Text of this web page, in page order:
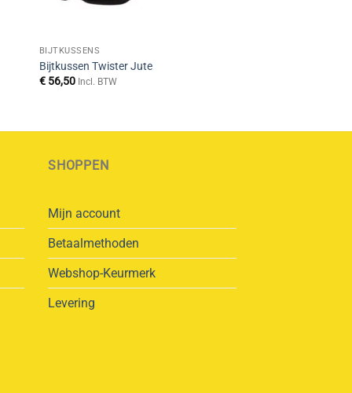
BIJTKUSSENS
Bijtkussen Twister Jute
€56,50 Incl. BTW
SHOPPEN
Mijn account
Betaalmethoden
Webshop-Keurmerk
Levering